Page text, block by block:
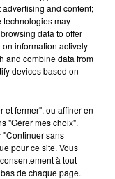
and content;
technologies may
data to offer
information actively
and combine data from
devices based on
et fermer", ou affiner en
"Gérer mes choix".
"Continuer sans
pour ce site. Vous
à tout
de chaque page.